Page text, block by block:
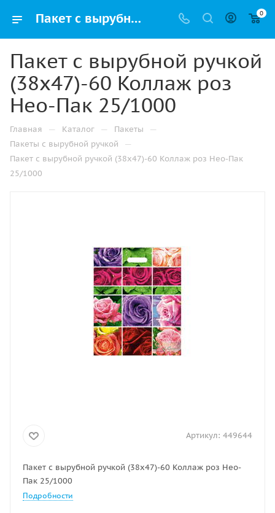
Пакет с вырубной ручкой (38х47)-60 Коллаж роз Нео-Пак 25/1000 купить в Альметьевске с доставкой оптом и в розницу 0
Пакет с вырубной ручкой
(38х47)-60 Коллаж роз
Нео-Пак 25/1000
Главная — Каталог — Пакеты —
Пакеты с вырубной ручкой —
Пакет с вырубной ручкой (38х47)-60 Коллаж роз Нео-Пак
25/1000
Артикул: 449644
Пакет с вырубной ручкой (38х47)-60 Коллаж роз Нео-
Пак 25/1000
Подробности